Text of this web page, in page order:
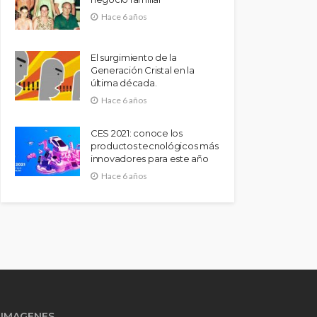
Hace 6 años
El surgimiento de la
Generación Cristal en la
última década.
Hace 6 años
CES 2021: conoce los
productos tecnológicos más
innovadores para este año
Hace 6 años